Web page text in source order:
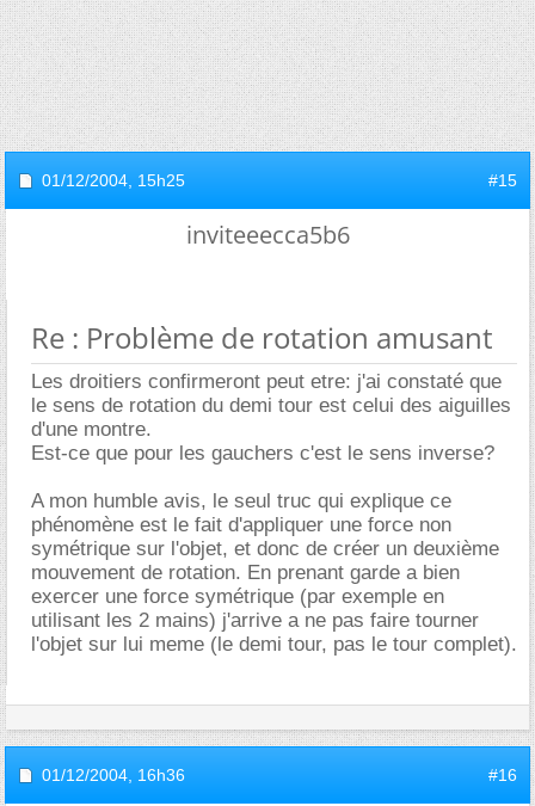
01/12/2004, 15h25 #15
inviteeecca5b6
Re : Problème de rotation amusant
Les droitiers confirmeront peut etre: j'ai constaté que
le sens de rotation du demi tour est celui des aiguilles
d'une montre.
Est-ce que pour les gauchers c'est le sens inverse?
A mon humble avis, le seul truc qui explique ce
phénomène est le fait d'appliquer une force non
symétrique sur l'objet, et donc de créer un deuxième
mouvement de rotation. En prenant garde a bien
exercer une force symétrique (par exemple en
utilisant les 2 mains) j'arrive a ne pas faire tourner
l'objet sur lui meme (le demi tour, pas le tour complet).
01/12/2004, 16h36 #16